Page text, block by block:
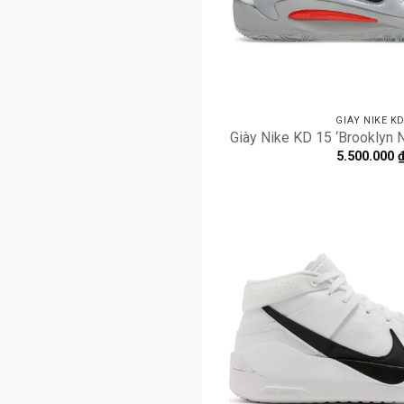
GIÀY NIKE KD
Giày Nike KD 15 ‘Brooklyn
5.500.000 ₫